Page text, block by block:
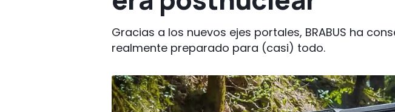
Gracias a los nuevos ejes portales, BRABUS ha
realmente preparado para (casi) todo.